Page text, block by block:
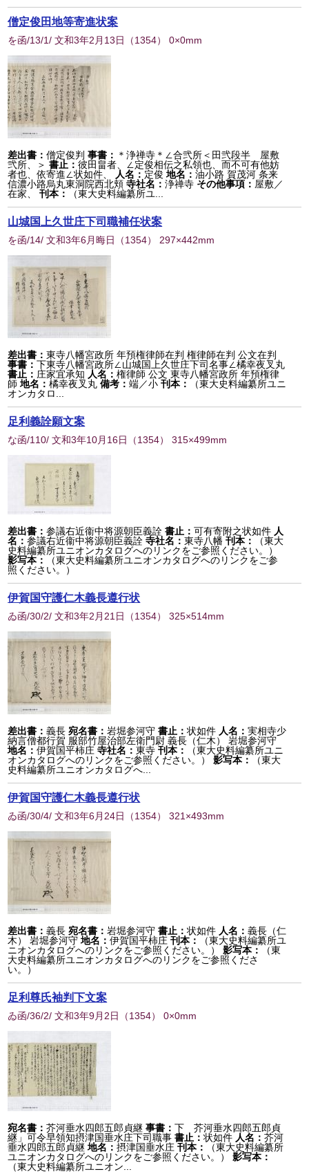
僧定俊田地等寄進状案
を函/13/1/ 文和3年2月13日 （1354） 0×0mm
差出書：僧定俊判 事書： ＊浄禅寺＊∠合弐所＜田弐段半 屋敷
弐所、＞ 書止：彼田畠者、∠定俊相伝之私領也、而不可有他妨
者也、依寄進∠状如件、
人名： 定俊 地名：油小路 賀茂河 条来
信濃小路烏丸東洞院西北頬 寺社名：浄禅寺 その他事項： 屋敷／
在家、
刊本： （東大史料編纂所ユ...
山城国上久世庄下司職補任状案
を函/14/ 文和3年6月晦日 （1354） 297×442mm
差出書：東寺八幡宮政所 年預権律師在判 権律師在判 公文在判
事書：下東寺八幡宮政所∠山城国上久世庄下司名事∠橘幸夜叉丸
書止： 庄家宜承知 人名：権律師 公文 東寺八幡宮政所 年預権律
師 地名：橘幸夜叉丸 備考：端／小 刊本：
（東大史料編纂所ユニ
オンカタロ...
足利義詮願文案
な函/110/ 文和3年10月16日 （1354） 315×499mm
差出書：参議右近衞中将源朝臣義詮 書止：可有寄附之状如件 人
名：参議右近衞中将源朝臣義詮 寺社名：東寺八幡 刊本：
（東大
史料編纂所ユニオンカタログへのリンクをご参照ください。）
影写本：
（東大史料編纂所ユニオンカタログへのリンクをご参
照ください。）
伊賀国守護仁木義長遵行状
ゐ函/30/2/ 文和3年2月21日 （1354） 325×514mm
差出書：義長 宛名書：岩堀参河守 書止：状如件 人名：実相寺少
納言僧都行賀 服部竹屋治部左衛門尉 義長（仁木） 岩堀参河守
地名：伊賀国平柿庄 寺社名：東寺 刊本：
（東大史料編纂所ユニ
オンカタログへのリンクをご参照ください。）
影写本：
（東大
史料編纂所ユニオンカタログへ...
伊賀国守護仁木義長遵行状
ゐ函/30/4/ 文和3年6月24日 （1354） 321×493mm
差出書：義長 宛名書：岩堀参河守 書止：状如件 人名：義長（仁
木） 岩堀参河守 地名：伊賀国平柿庄 刊本：
（東大史料編纂所ユ
ニオンカタログへのリンクをご参照ください。）
影写本：
（東
大史料編纂所ユニオンカタログへのリンクをご参照くださ
い。）
足利尊氏袖判下文案
ゐ函/36/2/ 文和3年9月2日 （1354） 0×0mm
宛名書：芥河垂水四郎五郎貞継 事書：下 芥河垂水四郎五郎貞
継」可令早領知摂津国垂水庄下司職事 書止：状如件 人名：芥河
垂水四郎五郎貞継 地名：摂津国垂水庄 刊本：
（東大史料編纂所
ユニオンカタログへのリンクをご参照ください。）
影写本：
（東大史料編纂所ユニオン...